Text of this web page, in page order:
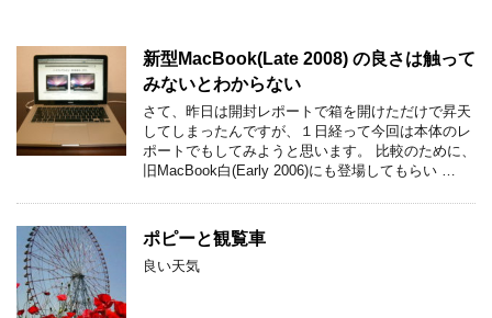
新型MacBook(Late 2008) の良さは触って
みないとわからない
さて、昨日は開封レポートで箱を開けただけで昇天
してしまったんですが、１日経って今回は本体のレ
ポートでもしてみようと思います。 比較のために、
旧MacBook白(Early 2006)にも登場してもらい …
ポピーと観覧車
良い天気